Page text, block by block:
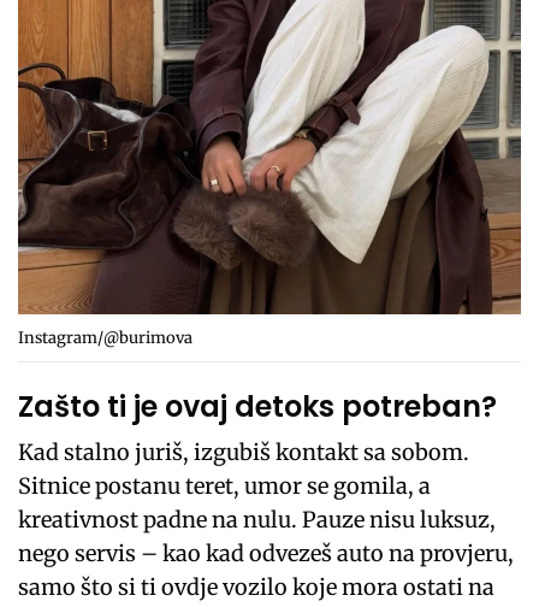
Instagram/@burimova
Zašto ti je ovaj detoks potreban?
Kad stalno juriš, izgubiš kontakt sa sobom.
Sitnice postanu teret, umor se gomila, a
kreativnost padne na nulu. Pauze nisu luksuz,
nego servis – kao kad odvezeš auto na provjeru,
samo što si ti ovdje vozilo koje mora ostati na